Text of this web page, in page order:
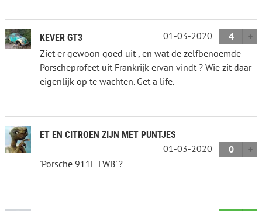
KEVER GT3 01-03-2020
4
Ziet er gewoon goed uit , en wat de zelfbenoemde
Porscheprofeet uit Frankrijk ervan vindt ? Wie zit daar
eigenlijk op te wachten. Get a life.
ET EN CITROEN ZIJN MET PUNTJES
01-03-2020
0
'Porsche 911E LWB' ?